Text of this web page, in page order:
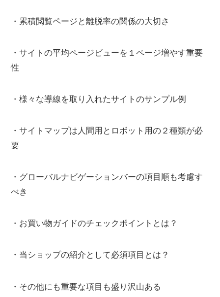
・累積閲覧ページと離脱率の関係の大切さ
・サイトの平均ページビューを１ページ増やす重要
性
・様々な導線を取り入れたサイトのサンプル例
・サイトマップは人間用とロボット用の２種類が必
要
・グローバルナビゲーションバーの項目順も考慮す
べき
・お買い物ガイドのチェックポイントとは？
・当ショップの紹介として必須項目とは？
・その他にも重要な項目も盛り沢山ある